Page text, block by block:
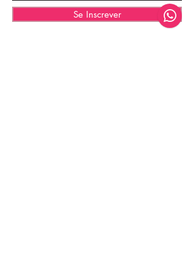
Se Inscrever